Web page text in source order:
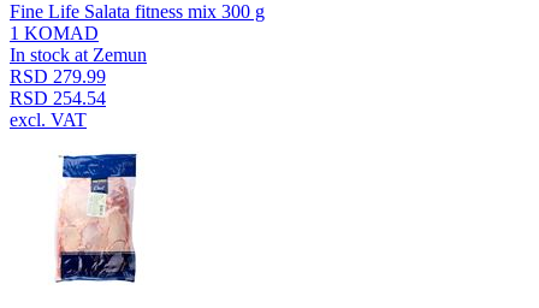
Fine Life Salata fitness mix 300 g
1 KOMAD
In stock at Zemun
RSD 279.99
RSD 254.54
excl. VAT